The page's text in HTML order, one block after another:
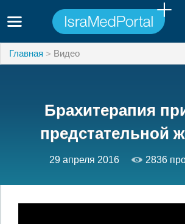
Главная Видео
Брахитерапия
предстательной
29 апреля 2016 2836